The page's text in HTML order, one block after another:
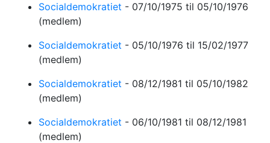
Socialdemokratiet - 07/10/1975 til 05/10/1976
(medlem)
Socialdemokratiet - 05/10/1976 til 15/02/1977
(medlem)
Socialdemokratiet - 08/12/1981 til 05/10/1982
(medlem)
Socialdemokratiet - 06/10/1981 til 08/12/1981
(medlem)